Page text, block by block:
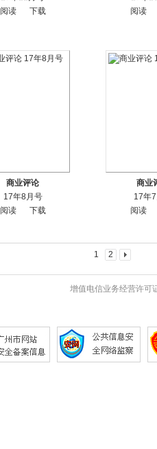
阅读
下载
阅读
商业评论
17年8月号
阅读
下载
商业
17年
阅读
1 2
增值电信业务经营许